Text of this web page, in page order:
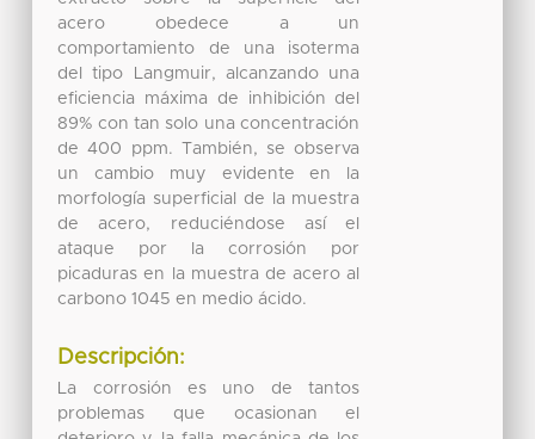
acero obedece a un
comportamiento de una isoterma
del tipo Langmuir, alcanzando una
eficiencia máxima de inhibición del
89% con tan solo una concentración
de 400 ppm. También, se observa
un cambio muy evidente en la
morfología superficial de la muestra
de acero, reduciéndose así el
ataque por la corrosión por
picaduras en la muestra de acero al
carbono 1045 en medio ácido.
Descripción:
La corrosión es uno de tantos
problemas que ocasionan el